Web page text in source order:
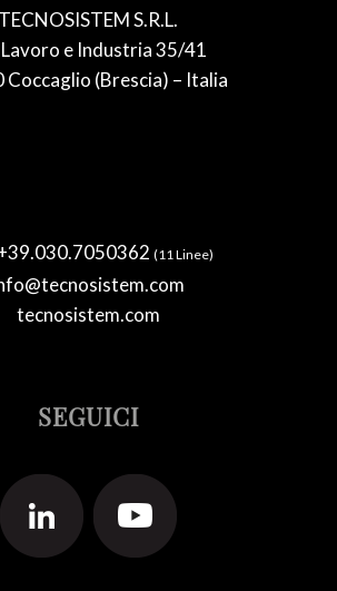
TECNOSISTEM S.R.L.
e Industria 35/41
Coccaglio (Brescia) – Italia
(11 Linee)
tecnosistem.com
SEGUICI